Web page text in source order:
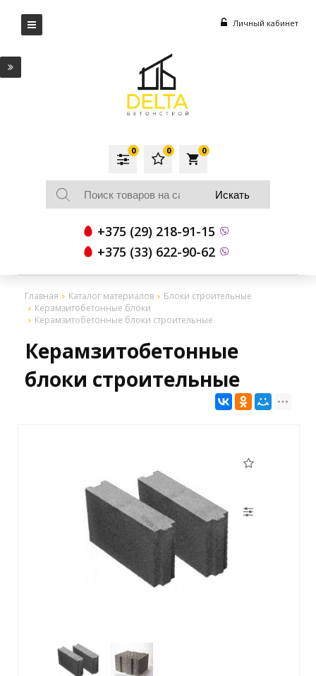
Личный кабинет
local_grocery_store
0
0
0
+375 (29) 218-91-15
+375 (33) 622-90-62
Главная Каталог материалов
Блоки строительные
Керамзитобетонные блоки
Керамзитобетонные блоки строительные
Керамзитобетонные
блоки строительные